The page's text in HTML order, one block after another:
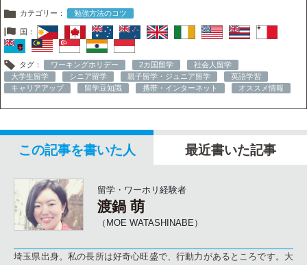
カテゴリー： 勉強方法のコツ
国：
タグ： ワーキングホリデー 2カ国留学
社会人留学
大学生留学
シニア留学 親子留学・ジュニア留学
英語学習
キャリアアップ
留学豆知識 携帯・インターネット オススメ情報
この記事を書いた人 最近書いた記事
留学・ワーホリ経験者
渡鍋 萌
（MOE WATASHINABE）
埼玉県出身。私の長所は好奇心旺盛で、行動力があるところです。大